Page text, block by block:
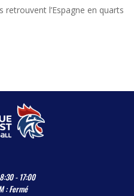
l’Espagne en quarts
- 17:00
: Fermé